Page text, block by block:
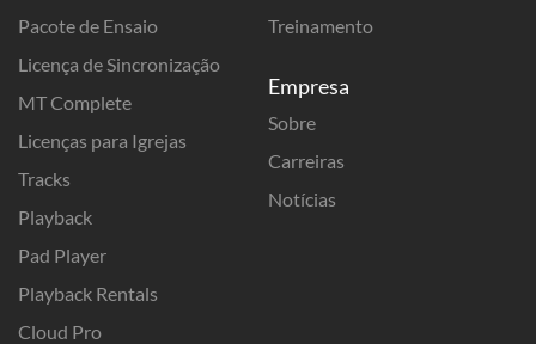
Pacote de Ensaio
Licença de Sincronização
MT Complete
Licenças para Igrejas
Tracks
Playback
Pad Player
Playback Rentals
Cloud Pro
Treinamento
Empresa
Sobre
Carreiras
Notícias